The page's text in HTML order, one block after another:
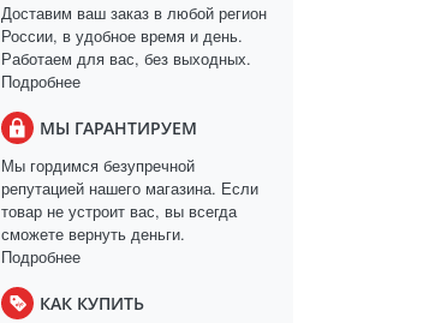
Доставим ваш заказ в любой регион
России, в удобное время и день.
Работаем для вас, без выходных.
Подробнее
МЫ ГАРАНТИРУЕМ
Мы гордимся безупречной
репутацией нашего магазина. Если
товар не устроит вас, вы всегда
сможете вернуть деньги.
Подробнее
КАК КУПИТЬ